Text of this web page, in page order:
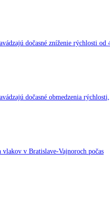
dočasné zníženie rýchlosti od
dočasné obmedzenia rýchlosti,
v Bratislave-Vajnoroch počas